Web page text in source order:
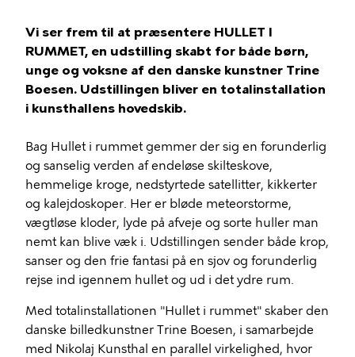
Vi ser frem til at præsentere HULLET I
RUMMET, en udstilling skabt for både børn,
unge og voksne af den danske kunstner Trine
Boesen. Udstillingen bliver en totalinstallation
i kunsthallens hovedskib.
Bag Hullet i rummet gemmer der sig en forunderlig
og sanselig verden af endeløse skilteskove,
hemmelige kroge, nedstyrtede satellitter, kikkerter
og kalejdoskoper. Her er bløde meteorstorme,
vægtløse kloder, lyde på afveje og sorte huller man
nemt kan blive væk i. Udstillingen sender både krop,
sanser og den frie fantasi på en sjov og forunderlig
rejse ind igennem hullet og ud i det ydre rum.
Med totalinstallationen "Hullet i rummet" skaber den
danske billedkunstner Trine Boesen, i samarbejde
med Nikolaj Kunsthal en parallel virkelighed, hvor